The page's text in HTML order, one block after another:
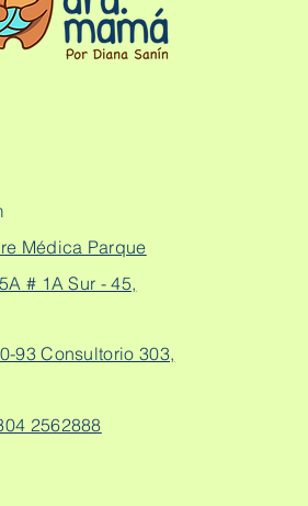
Médica Parque
# 1A Sur - 45,
93 Consultorio 303,
2562888